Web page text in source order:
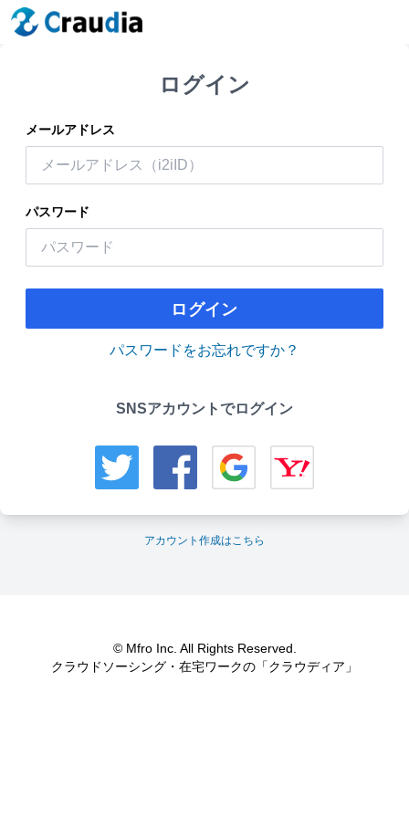
ログイン
メールアドレス
パスワード
ログイン
パスワードをお忘れですか？
SNSアカウントでログイン
アカウント作成はこちら
© Mfro Inc. All Rights Reserved.
クラウドソーシング・在宅ワークの「クラウディア」